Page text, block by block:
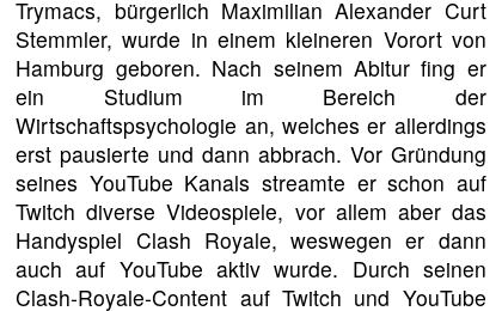
Trymacs, bürgerlich Maximilian Alexander Curt
Stemmler, wurde in einem kleineren Vorort von
Hamburg geboren. Nach seinem Abitur fing er
ein Studium im Bereich der
Wirtschaftspsychologie an, welches er allerdings
erst pausierte und dann abbrach. Vor Gründung
seines YouTube Kanals streamte er schon auf
Twitch diverse Videospiele, vor allem aber das
Handyspiel Clash Royale, weswegen er dann
auch auf YouTube aktiv wurde. Durch seinen
Clash-Royale-Content auf Twitch und YouTube